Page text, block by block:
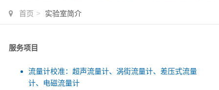
首页 实验室简介
服务项目
流量计校准：超声流量计、涡街流量计、差压式流量
计、电磁流量计